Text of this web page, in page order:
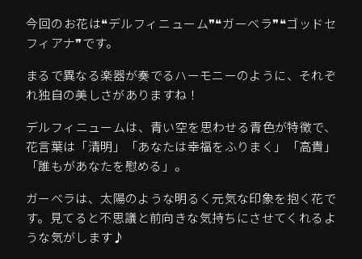
今回のお花は❝デルフィニューム❞❝ガーベラ❞❝ゴッドセ
フィアナ❞です。
まるで異なる楽器が奏でるハーモニーのように、それぞ
れ独自の美しさがありますね！
デルフィニュームは、青い空を思わせる青色が特徴で、
花言葉は「清明」「あなたは幸福をふりまく」「高貴」
「誰もがあなたを慰める」。
ガーベラは、太陽のような明るく元気な印象を抱く花で
す。見てると不思議と前向きな気持ちにさせてくれるよ
うな気がします♪